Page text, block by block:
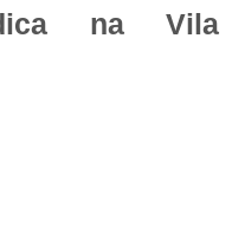
na Vila